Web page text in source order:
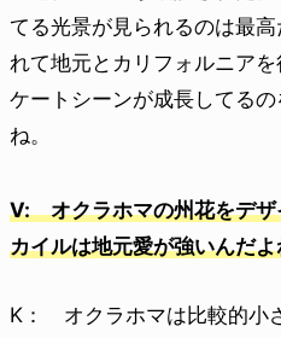
てる光景が見られるのは最
れて地元とカリフォルニア
ケートシーンが成長してる
ね。
V: オクラホマの州花をデザ
カイルは地元愛が強いんだよ
K： オクラホマは比較的小